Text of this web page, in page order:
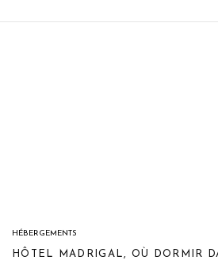
HÉBERGEMENTS
HÔTEL MADRIGAL, OÙ DORMIR